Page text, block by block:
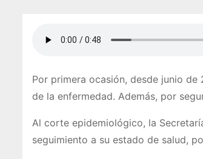
Por primera ocasión, desde junio
de la enfermedad. Además, por
Al corte epidemiológico, la
seguimiento a su estado de salud,